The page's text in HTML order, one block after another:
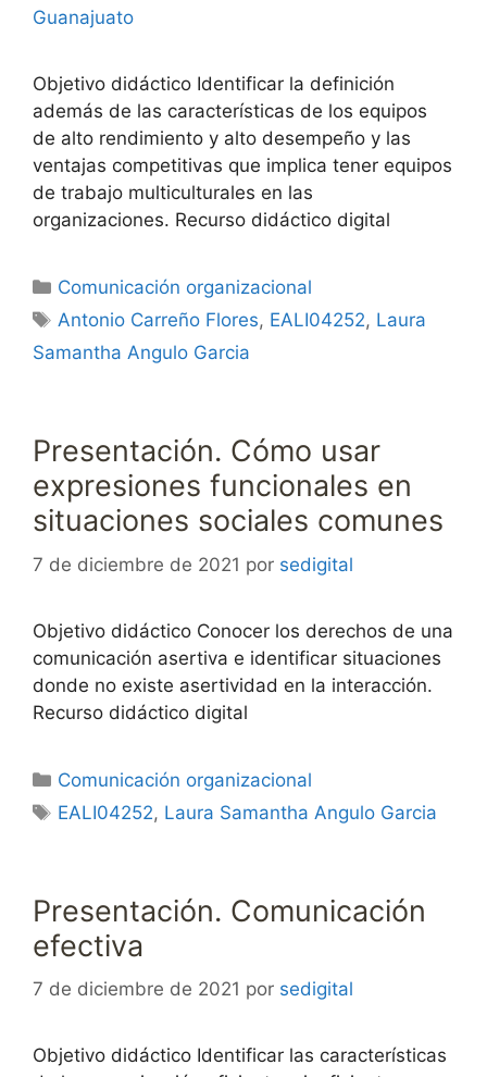
Guanajuato
Objetivo didáctico Identificar la definición
además de las características de los equipos
de alto rendimiento y alto desempeño y las
ventajas competitivas que implica tener equipos
de trabajo multiculturales en las
organizaciones. Recurso didáctico digital
Categorías
Comunicación organizacional
Etiquetas
Antonio Carreño Flores, EALI04252, Laura
Samantha Angulo Garcia
Presentación. Cómo usar
expresiones funcionales en
situaciones sociales comunes
7 de diciembre de 2021 por sedigital
Objetivo didáctico Conocer los derechos de una
comunicación asertiva e identificar situaciones
donde no existe asertividad en la interacción.
Recurso didáctico digital
Categorías
Comunicación organizacional
Etiquetas
EALI04252, Laura Samantha Angulo Garcia
Presentación. Comunicación
efectiva
7 de diciembre de 2021 por sedigital
Objetivo didáctico Identificar las características